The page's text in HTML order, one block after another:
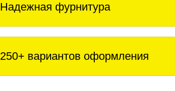
Надежная фурнитура
250+ вариантов оформления